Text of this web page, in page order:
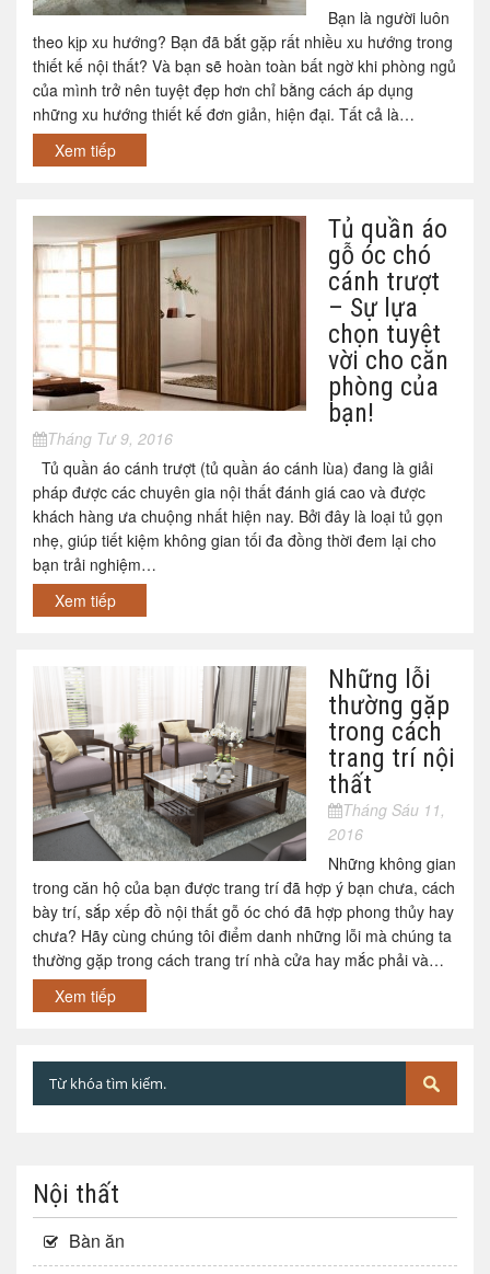
Bạn là người luôn
theo kịp xu hướng? Bạn đã bắt gặp rất nhiều xu hướng trong
thiết kế nội thất? Và bạn sẽ hoàn toàn bất ngờ khi phòng ngủ
của mình trở nên tuyệt đẹp hơn chỉ bằng cách áp dụng
những xu hướng thiết kế đơn giản, hiện đại. Tất cả là…
Xem tiếp
Tủ quần áo
gỗ óc chó
cánh trượt
– Sự lựa
chọn tuyệt
vời cho căn
phòng của
bạn!
Tháng Tư 9, 2016
Tủ quần áo cánh trượt (tủ quần áo cánh lùa) đang là giải
pháp được các chuyên gia nội thất đánh giá cao và được
khách hàng ưa chuộng nhất hiện nay. Bởi đây là loại tủ gọn
nhẹ, giúp tiết kiệm không gian tối đa đồng thời đem lại cho
bạn trải nghiệm…
Xem tiếp
Những lỗi
thường gặp
trong cách
trang trí nội
thất
Tháng Sáu 11,
2016
Những không gian
trong căn hộ của bạn được trang trí đã hợp ý bạn chưa, cách
bày trí, sắp xếp đồ nội thất gỗ óc chó đã hợp phong thủy hay
chưa? Hãy cùng chúng tôi điểm danh những lỗi mà chúng ta
thường gặp trong cách trang trí nhà cửa hay mắc phải và…
Xem tiếp
Nội thất
Bàn ăn